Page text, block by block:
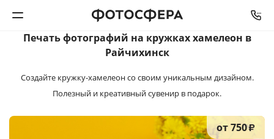
Печать фотографий на кружках хамелеон в
Райчихинск
Создайте кружку-хамелеон со своим уникальным дизайном.
Полезный и креативный сувенир в подарок.
от 750₽